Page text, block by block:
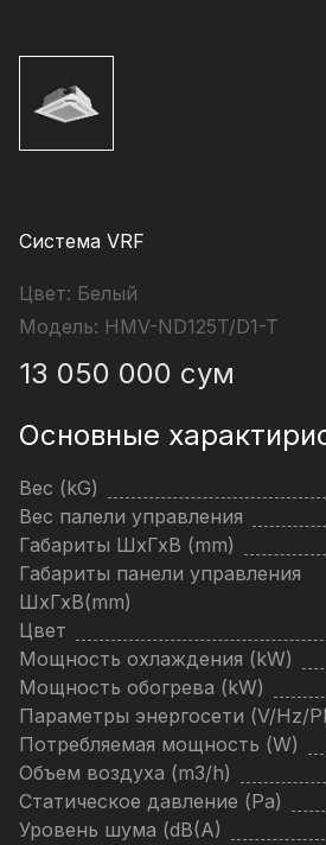
Система VRF
Цвет: Белый
Модель: HMV-ND125T/D1-T
13 050 000 сум
Основные
Вес (kG)
Вес палели управления
Габариты ШхГхВ (mm)
Габариты панели управления
ШхГхВ(mm)
Цвет
Мощность охлаждения (kW)
Мощность обогрева (kW)
Параметры энергосети (V/Hz/
Потребляемая мощность (W)
Объем воздуха (m3/h)
Статическое давление (Pa)
Уровень шума (dB(A)